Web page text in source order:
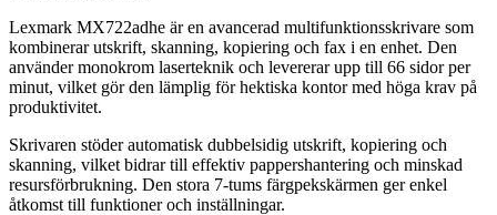
Lexmark MX722adhe är en avancerad multifunktionsskrivare som
kombinerar utskrift, skanning, kopiering och fax i en enhet. Den
använder monokrom laserteknik och levererar upp till 66 sidor per
minut, vilket gör den lämplig för hektiska kontor med höga krav på
produktivitet.
Skrivaren stöder automatisk dubbelsidig utskrift, kopiering och
skanning, vilket bidrar till effektiv pappershantering och minskad
resursförbrukning. Den stora 7-tums färgpekskärmen ger enkel
åtkomst till funktioner och inställningar.